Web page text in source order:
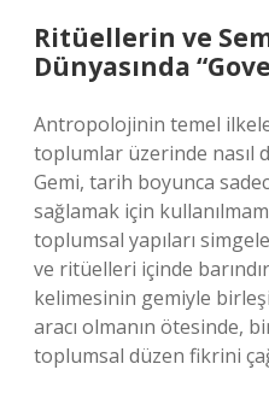
Ritüellerin ve
Dünyasında
Antropolojinin temel
toplumlar üzerinde nasıl
Gemi, tarih boyunca
sağlamak için
toplumsal yapıları
ve ritüelleri içinde
kelimesinin gemiyle
aracı olmanın ötesinde,
toplumsal düzen fikrini